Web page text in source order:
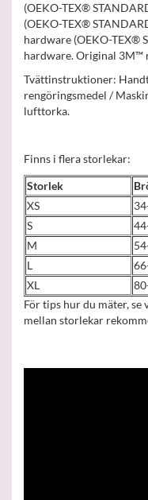
(OEKO-TEX®
(OEKO-TEX®
hardware (OEKO-TEX®
hardware. Original 3M™
Tvättinstruktioner:
rengöringsmedel /
lufttorka.
Finns i flera storlekar:
Storlek
XS
S
M
L
XL
För tips hur du mäter, se
mellan storlekar